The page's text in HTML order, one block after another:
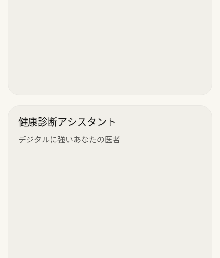
健康診断アシスタント
デジタルに強いあなたの医者